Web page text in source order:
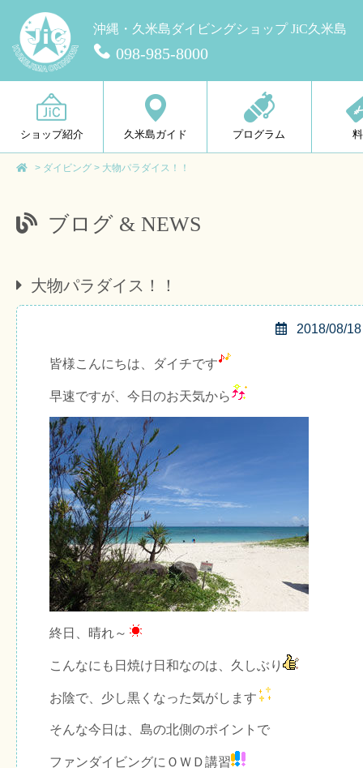
沖縄・久米島ダイビングショップ JiC久米島
098-985-8000
ショップ紹介 久米島ガイド プログラム
> ダイビング > 大物パラダイス！！
ブログ & NEWS
大物パラダイス！！
2018/08/18
皆様こんにちは、ダイチです
早速ですが、今日のお天気から
終日、晴れ～
こんなにも日焼け日和なのは、久しぶり
お陰で、少し黒くなった気がします
そんな今日は、島の北側のポイントで
ファンダイビングにＯＷＤ講習